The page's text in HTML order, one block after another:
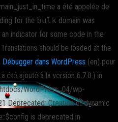
a été appelée de
for the bulk domain was
indicator for some code in the
should be loaded at the
Débugger dans WordPress (en) pour
été ajouté à la version 6.7.0.) in
WordPress_04/wp-
Deprecated: Creation of dynamic
is deprecated in